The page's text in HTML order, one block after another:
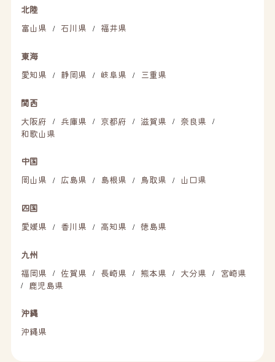
北陸
富山県
/ 石川県 / 福井県
東海
愛知県
/ 静岡県 / 岐阜県 / 三重県
関西
大阪府
/ 兵庫県 / 京都府 / 滋賀県 / 奈良県 /
和歌山県
中国
岡山県
/ 広島県 / 島根県 / 鳥取県 / 山口県
四国
愛媛県
/ 香川県 / 高知県 / 徳島県
九州
福岡県
/ 佐賀県 / 長崎県 / 熊本県 / 大分県 / 宮崎県
/ 鹿児島県
沖縄
沖縄県